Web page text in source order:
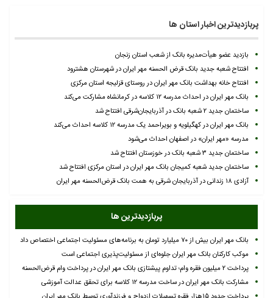
پربازدیدترین اخبار استان ها
بازدید عضو هیأت‌مدیره بانک از شعب استان زنجان
افتتاح شعبه جدید بانک قرض الحسنه مهر ایران در شهرستان هشترود
افتتاح خانه بهداشت بانک مهر ایران در روستای قزلیجه استان مرکزی
بانک مهر ایران در احداث مدرسه ۱۲ کلاسه در کرمانشاه مشارکت می‌کند
ساختمان جدید ۲ شعبه بانک در آذربایجان‌شرقی افتتاح شد
بانک مهر ایران در کهگیلویه و بویراحمد یک مدرسه ۱۲ کلاسه احداث می‌کند
مدرسه «مهر ایران» در اصفهان احداث می‌شود
ساختمان جدید ۳ شعبه بانک در خوزستان افتتاح شد
ساختمان جدید شعبه کمیجان بانک مهر ایران در استان مرکزی افتتاح شد
آزادی ۱۸ زندانی در آذربایجان شرقی به همت بانک قرض‌الحسنه مهر ایران
پربازدیدترین ها
بانک مهر ایران بیش از ۷۰ میلیارد تومان به برنامه‌های مسئولیت اجتماعی اختصاص داد
موکب کارکنان بانک مهر ایران جلوه‌ای از مسئولیت‌پذیری اجتماعی است
پرداخت ۲ میلیون فقره وام؛ تداوم پیشتازی بانک مهر ایران در پرداخت وام قرض‌الحسنه
مشارکت بانک مهر ایران در ساخت مدرسه ۱۲ کلاسه برای تحقق عدالت آموزشی